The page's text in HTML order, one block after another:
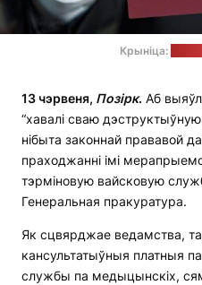
Крыніца:
13 чэрвеня, Позірк. Аб
“хавалі сваю
нібыта законнай прававой
праходжанні імі
тэрміновую вайсковую
Генеральная пракуратура.
Як сцвярджае ведамства,
кансультатыўныя платныя
службы па медыцынскіх,